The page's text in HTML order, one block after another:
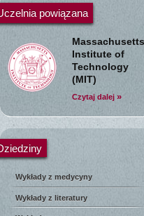
powiązana
Massachusetts
Institute of
Technology
(MIT)
Czytaj dalej »
Wykłady z medycyny
Wykłady z literatury